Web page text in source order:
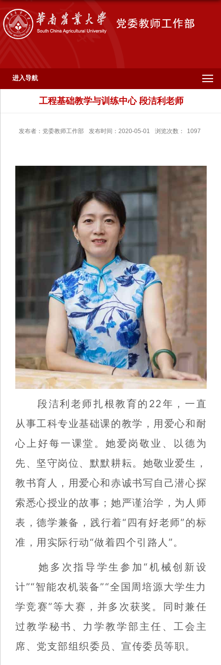
进入导航
工程基础教学与训练中心 段洁利老师
发布者：党委教师工作部 发布时间：2020-05-01 浏览次数： 1097
段洁利老师扎根教育的22年，一直
从事工科专业基础课的教学，用爱心和耐
心上好每一课堂。她爱岗敬业、以德为
先、坚守岗位、默默耕耘。她敬业爱生，
教书育人，用爱心和赤诚书写自己潜心探
索悉心授业的故事；她严谨治学，为人师
表，德学兼备，践行着“四有好老师”的标
准，用实际行动“做着四个引路人”。
她多次指导学生参加“机械创新设
计”“智能农机装备”“全国周培源大学生力
学竞赛”等大赛，并多次获奖。同时兼任
过教学秘书、力学教学部主任、工会主
席、党支部组织委员、宣传委员等职。